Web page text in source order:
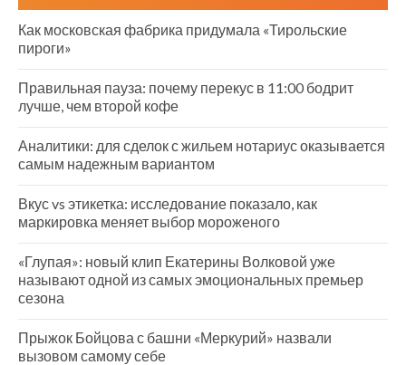
Как московская фабрика придумала «Тирольские
пироги»
Правильная пауза: почему перекус в 11:00 бодрит
лучше, чем второй кофе
Аналитики: для сделок с жильем нотариус оказывается
самым надежным вариантом
Вкус vs этикетка: исследование показало, как
маркировка меняет выбор мороженого
«Глупая»: новый клип Екатерины Волковой уже
называют одной из самых эмоциональных премьер
сезона
Прыжок Бойцова с башни «Меркурий» назвали
вызовом самому себе